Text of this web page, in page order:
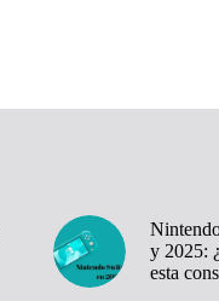
y 2025:
esta